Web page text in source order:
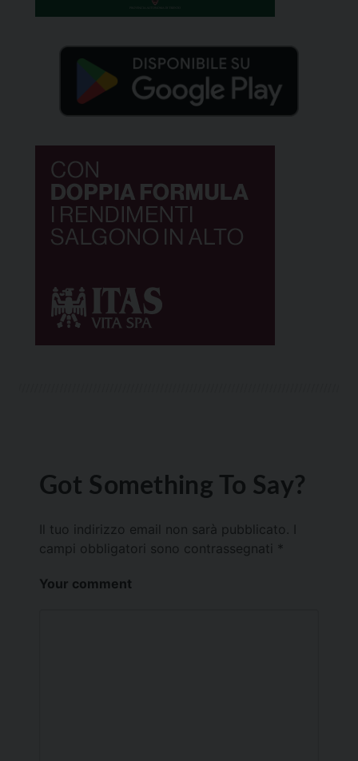
Got Something To Say?
Il tuo indirizzo email non sarà pubblicato.
campi obbligatori sono contrassegnati *
Your comment